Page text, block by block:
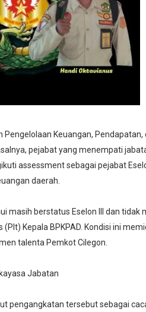
TANPA IZIN,
Semua Aparatur
Gelar "Goes To School",
Ary Mahardika Kunjungi
19/Bogani Tanamkan
Keuangan, Pendapatan,
pejabat yang menempati
assessment sebagai pejabat
daerah.
masih berstatus Eselon III dan tidak
Kepala BPKPAD. Kondisi ini
talenta Pemkot Cilegon.
Jabatan
pengangkatan tersebut sebagai